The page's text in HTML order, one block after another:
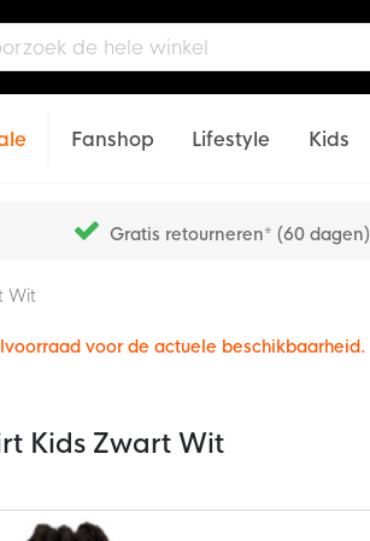
Fanshop Lifestyle Kids
Gratis retourneren* (60 dagen)
Wit
voor de actuele beschikbaarheid.
Kids Zwart Wit